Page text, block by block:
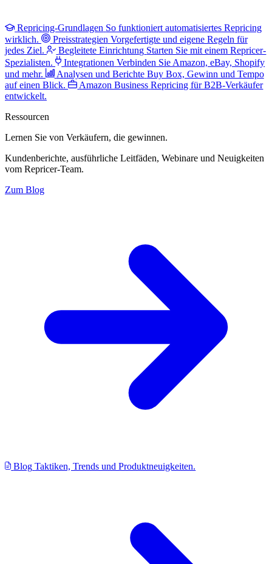
Repricing-Grundlagen So funktioniert automatisiertes Repricing
wirklich.
Preisstrategien Vorgefertigte und eigene Regeln für
jedes Ziel.
Begleitete Einrichtung Starten Sie mit einem Repricer-
Spezialisten.
Integrationen Verbinden Sie Amazon, eBay, Shopify
und mehr.
Analysen und Berichte Buy Box, Gewinn und Tempo
auf einen Blick.
Amazon Business Repricing für B2B-Verkäufer
entwickelt.
Ressourcen
Lernen Sie von Verkäufern, die gewinnen.
Kundenberichte, ausführliche Leitfäden, Webinare und Neuigkeiten
vom Repricer-Team.
Zum Blog
Blog Taktiken, Trends und Produktneuigkeiten.